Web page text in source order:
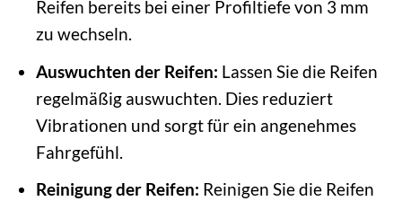
Reifen bereits bei einer Profiltiefe von 3 mm
zu wechseln.
Auswuchten der Reifen: Lassen Sie die Reifen
regelmäßig auswuchten. Dies reduziert
Vibrationen und sorgt für ein angenehmes
Fahrgefühl.
Reinigung der Reifen: Reinigen Sie die Reifen